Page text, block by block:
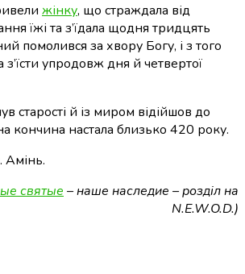
жінку, що страждала від
їжі та з’їдала щодня тридцять
помолився за хвору Богу, і з того
з’їсти упродовж дня й четвертої
старості й із миром відійшов до
кончина настала близько 420 року.
Амінь.
святые – наше наследие – розділ на
N.E.W.O.D.)